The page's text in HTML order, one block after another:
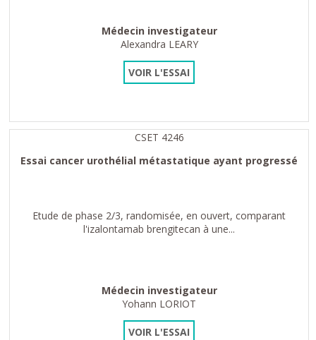
Médecin investigateur
Alexandra LEARY
VOIR L'ESSAI
CSET 4246
Essai cancer urothélial métastatique ayant progressé
Etude de phase 2/3, randomisée, en ouvert, comparant
l'izalontamab brengitecan à une...
Médecin investigateur
Yohann LORIOT
VOIR L'ESSAI